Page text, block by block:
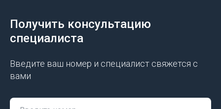
Получить консультацию
специалиста
Введите ваш номер и специалист свяжется с
вами